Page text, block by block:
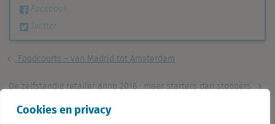
Cookies en privacy
Facebook
Twitter
Foodcourts – van Madrid tot Amsterdam
De zelfstandig retailer anno 2016 : meer starters dan stoppers